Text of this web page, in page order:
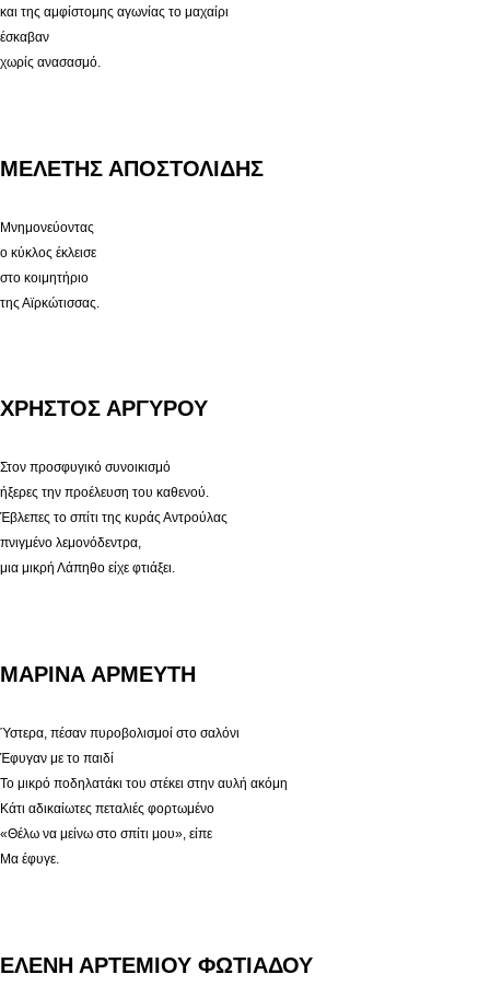
και της αμφίστομης αγωνίας το μαχαίρι
έσκαβαν
χωρίς ανασασμό.
ΜΕΛΕΤΗΣ ΑΠΟΣΤΟΛΙΔΗΣ
Μνημονεύοντας
ο κύκλος έκλεισε
στο κοιμητήριο
της Αϊρκώτισσας.
ΧΡΗΣΤΟΣ ΑΡΓΥΡΟΥ
Στον προσφυγικό συνοικισμό
ήξερες την προέλευση του καθενού.
Έβλεπες το σπίτι της κυράς Αντρούλας
πνιγμένο λεμονόδεντρα,
μια μικρή Λάπηθο είχε φτιάξει.
ΜΑΡΙΝΑ ΑΡΜΕΥΤΗ
Ύστερα, πέσαν πυροβολισμοί στο σαλόνι
Έφυγαν με το παιδί
Το μικρό ποδηλατάκι του στέκει στην αυλή ακόμη
Κάτι αδικαίωτες πεταλιές φορτωμένο
«Θέλω να μείνω στο σπίτι μου», είπε
Μα έφυγε.
ΕΛΕΝΗ ΑΡΤΕΜΙΟΥ ΦΩΤΙΑΔΟΥ